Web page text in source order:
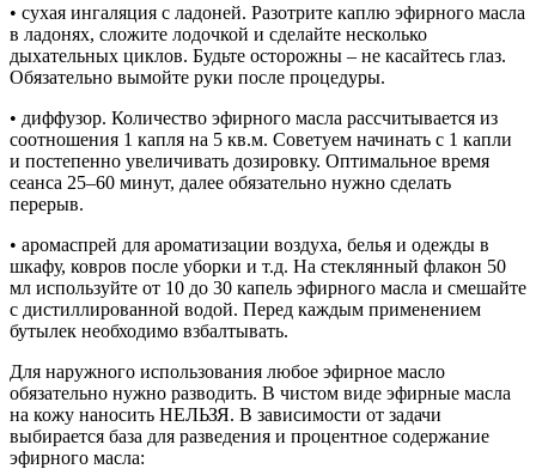
• сухая ингаляция с ладоней. Разотрите каплю эфирного масла
в ладонях, сложите лодочкой и сделайте несколько
дыхательных циклов. Будьте осторожны – не касайтесь глаз.
Обязательно вымойте руки после процедуры.
• диффузор. Количество эфирного масла рассчитывается из
соотношения 1 капля на 5 кв.м. Советуем начинать с 1 капли
и постепенно увеличивать дозировку. Оптимальное время
сеанса 25–60 минут, далее обязательно нужно сделать
перерыв.
• аромаспрей для ароматизации воздуха, белья и одежды в
шкафу, ковров после уборки и т.д. На стеклянный флакон 50
мл используйте от 10 до 30 капель эфирного масла и смешайте
с дистиллированной водой. Перед каждым применением
бутылек необходимо взбалтывать.
Для наружного использования любое эфирное масло
обязательно нужно разводить. В чистом виде эфирные масла
на кожу наносить НЕЛЬЗЯ. В зависимости от задачи
выбирается база для разведения и процентное содержание
эфирного масла: